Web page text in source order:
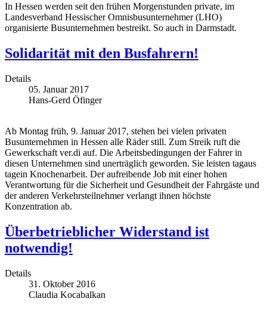
In Hessen werden seit den frühen Morgenstunden private, im
Landesverband Hessischer Omnisbusunternehmer (LHO)
organisierte Busunternehmen bestreikt. So auch in Darmstadt.
Solidarität mit den Busfahrern!
Details
05. Januar 2017
Hans-Gerd Öfinger
Ab Montag früh, 9. Januar 2017, stehen bei vielen privaten
Busunternehmen in Hessen alle Räder still. Zum Streik ruft die
Gewerkschaft ver.di auf. Die Arbeitsbedingungen der Fahrer in
diesen Unternehmen sind unerträglich geworden. Sie leisten tagaus
tagein Knochenarbeit. Der aufreibende Job mit einer hohen
Verantwortung für die Sicherheit und Gesundheit der Fahrgäste und
der anderen Verkehrsteilnehmer verlangt ihnen höchste
Konzentration ab.
Überbetrieblicher Widerstand ist
notwendig!
Details
31. Oktober 2016
Claudia Kocabalkan